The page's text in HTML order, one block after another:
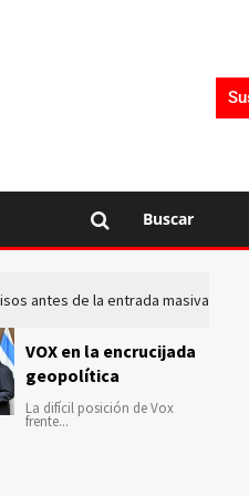
Buscar
antes de la entrada masiva de
VOX en la encrucijada
geopolítica
La difícil posición de Vox
frente...